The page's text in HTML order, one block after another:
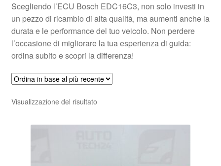
Scegliendo l’ECU Bosch EDC16C3, non solo investi in
un pezzo di ricambio di alta qualità, ma aumenti anche la
durata e le performance del tuo veicolo. Non perdere
l’occasione di migliorare la tua esperienza di guida:
ordina subito e scopri la differenza!
Visualizzazione del risultato